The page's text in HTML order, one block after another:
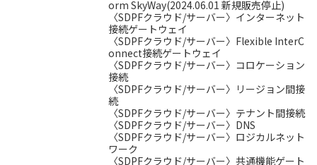
orm SkyWay(2024.06.01 新規販売停止)
〈SDPFクラウド/サーバー〉インターネット
接続ゲートウェイ
〈SDPFクラウド/サーバー〉Flexible InterC
onnect接続ゲートウェイ
〈SDPFクラウド/サーバー〉コロケーション
接続
〈SDPFクラウド/サーバー〉リージョン間接
続
〈SDPFクラウド/サーバー〉テナント間接続
〈SDPFクラウド/サーバー〉DNS
〈SDPFクラウド/サーバー〉ロジカルネット
ワーク
〈SDPFクラウド/サーバー〉共通機能ゲート